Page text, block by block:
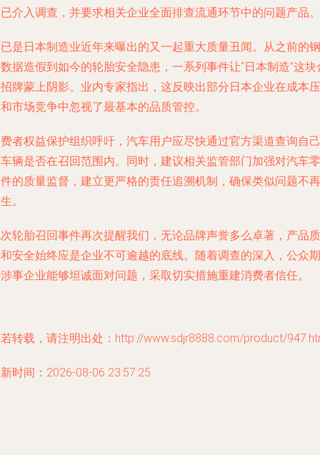
介入调查，并要求相关企业全面排查流通环节中的问题产品。
是日本制造业近年来曝出的又一起重大质量丑闻。从之前的钢
据造假到如今的轮胎安全隐患，一系列事件让“日本制造”这块
牌蒙上阴影。业内专家指出，这反映出部分日本企业在成本压
市场竞争中忽视了最基本的品质管控。
者权益保护组织呼吁，汽车用户应尽快通过官方渠道查询自己
辆是否在召回范围内。同时，建议相关监管部门加强对汽车零
的质量监督，建立更严格的责任追溯机制，确保类似问题不再
。
轮胎召回事件再次提醒我们，无论品牌声誉多么卓著，产品质
安全始终应是企业不可逾越的底线。随着调查的深入，公众期
事企业能够坦诚面对问题，采取切实措施重建消费者信任。
转载，请注明出处：http://www.sdjr8888.com/product/
时间：2026-08-06 23:57:25